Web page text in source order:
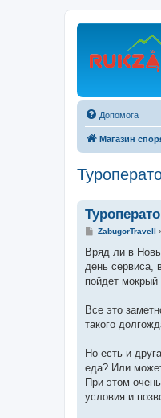
Допомога
Магазин
П
в
д
о
е
н
ZabugorTravell
Вряд ли в
день сервиса,
пойдет мокрый
Все это
такого
Но есть и
еда? Или
При этом
условия и